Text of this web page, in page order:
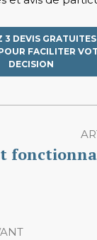
3 DEVIS GRATUITES
FACILITER
DECISION